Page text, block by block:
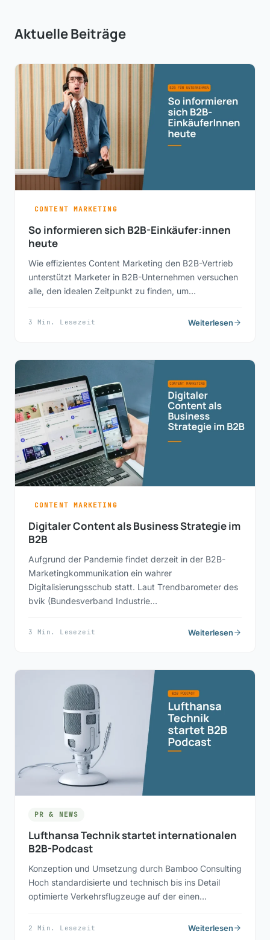
Aktuelle Beiträge
CONTENT MARKETING
So informieren sich B2B-Einkäufer:innen
heute
Wie effizientes Content Marketing den B2B-Vertrieb
unterstützt Marketer in B2B-Unternehmen versuchen
alle, den idealen Zeitpunkt zu finden, um…
3 Min. Lesezeit Weiterlesen
CONTENT MARKETING
Digitaler Content als Business Strategie im
B2B
Aufgrund der Pandemie findet derzeit in der B2B-
Marketingkommunikation ein wahrer
Digitalisierungsschub statt. Laut Trendbarometer des
bvik (Bundesverband Industrie…
3 Min. Lesezeit Weiterlesen
PR & NEWS
Lufthansa Technik startet internationalen
B2B-Podcast
Konzeption und Umsetzung durch Bamboo Consulting
Hoch standardisierte und technisch bis ins Detail
optimierte Verkehrsflugzeuge auf der einen…
2 Min. Lesezeit Weiterlesen